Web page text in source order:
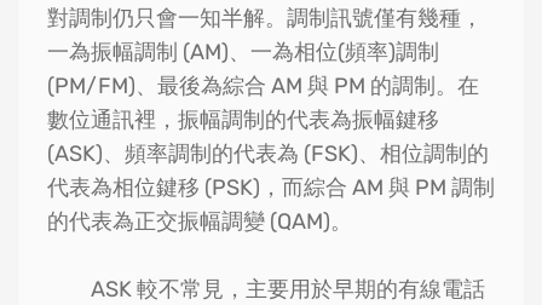
對調制仍只會一知半解。調制訊號僅有幾種，
一為振幅調制 (AM)、一為相位(頻率)調制
(PM/FM)、最後為綜合 AM 與 PM 的調制。在
數位通訊裡，振幅調制的代表為振幅鍵移
(ASK)、頻率調制的代表為 (FSK)、相位調制的
代表為相位鍵移 (PSK)，而綜合 AM 與 PM 調制
的代表為正交振幅調變 (QAM)。
ASK 較不常見，主要用於早期的有線電話